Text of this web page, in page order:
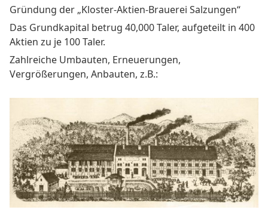
Gründung der „Kloster-Aktien-Brauerei Salzungen“
Das Grundkapital betrug 40,000 Taler, aufgeteilt in 400
Aktien zu je 100 Taler.
Zahlreiche Umbauten, Erneuerungen,
Vergrößerungen, Anbauten, z.B.: